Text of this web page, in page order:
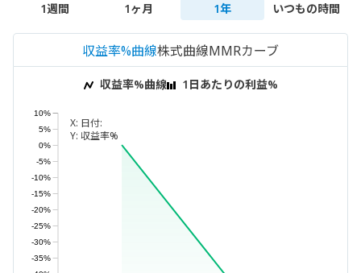
1週間 1ヶ月 1年 いつもの時間
収益率%曲線株式曲線MMRカーブ
収益率%曲線 1日あたりの利益%
X: 日付:
Y: 収益率%
-35%
-30%
-25%
-20%
-15%
-10%
-5%
0%
5%
10%